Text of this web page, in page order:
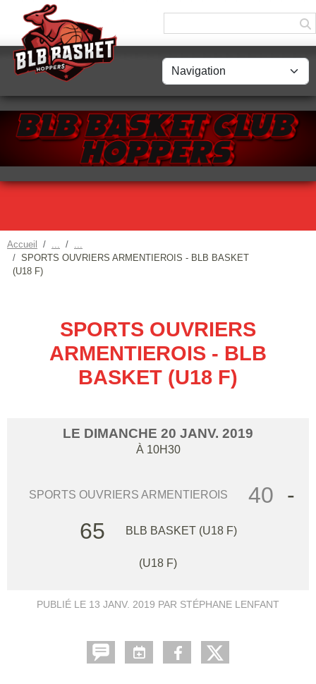
Accueil
SPORTS OUVRIERS ARMENTIEROIS - BLB BASKET
(U18 F)
SPORTS OUVRIERS
ARMENTIEROIS - BLB
BASKET (U18 F)
LE DIMANCHE 20 JANV. 2019
À 10H30
SPORTS OUVRIERS ARMENTIEROIS 40 -
65
BLB BASKET (U18 F)
(U18 F)
PUBLIÉ LE 13 JANV. 2019 PAR STÉPHANE LENFANT
Panneau de gestion des cookies